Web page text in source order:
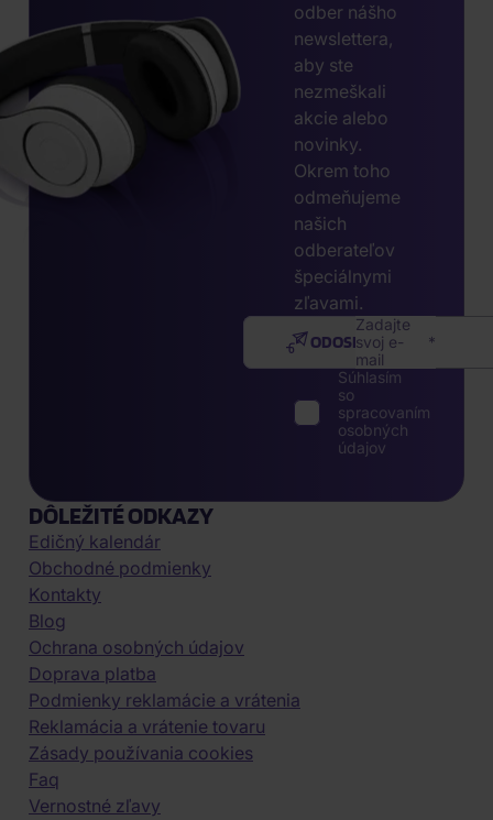
odber nášho
newslettera,
aby ste
nezmeškali
akcie alebo
novinky.
Okrem toho
odmeňujeme
našich
odberateľov
špeciálnymi
zľavami.
Zadajte
svoj e-
mail
ODOSLAŤ
Súhlasím
so
spracovaním
osobných
údajov
DÔLEŽITÉ ODKAZY
Edičný kalendár
Obchodné podmienky
Kontakty
Blog
Ochrana osobných údajov
Doprava platba
Podmienky reklamácie a vrátenia
Reklamácia a vrátenie tovaru
Zásady používania cookies
Faq
Vernostné zľavy